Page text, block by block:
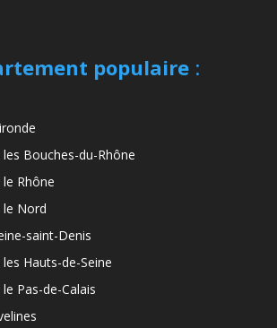
populaire:
Bouches-du-Rhône
Rhône
le Nord
saint-Denis
Hauts-de-Seine
Pas-de-Calais